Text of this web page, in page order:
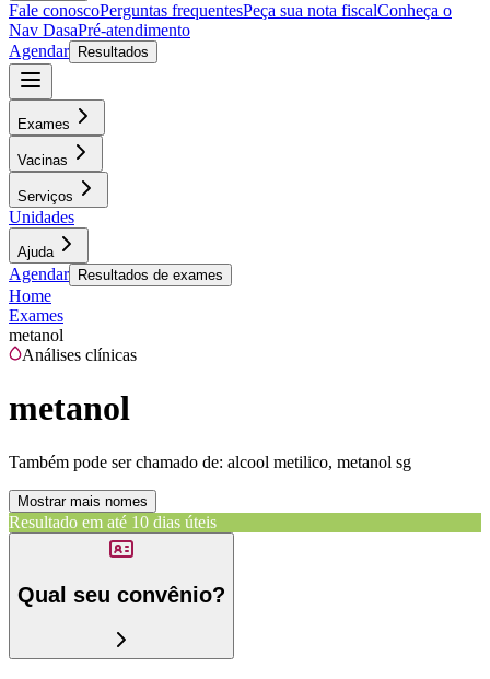
Fale conoscoPerguntas frequentesPeça sua nota fiscalConheça o
Nav DasaPré-atendimento
Agendar
Resultados
Exames
Vacinas
Serviços
Unidades
Ajuda
Agendar Resultados de exames
Home
Exames
metanol
Análises clínicas
metanol
Também pode ser chamado de: alcool metilico, metanol sg
Mostrar mais nomes
Resultado em até 10 dias úteis
Qual seu convênio?